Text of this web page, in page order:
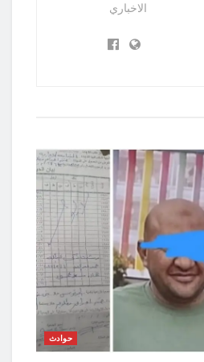
الاخباري
حوادث